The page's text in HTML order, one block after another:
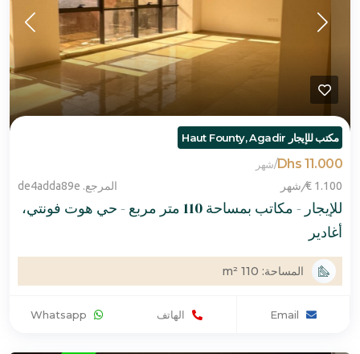
مكتب للإيجار Haut Founty, Agadir
11.000 Dhs
/شهر
1.100 €
/شهر المرجع. de4adda89e
للإيجار - مكاتب بمساحة 110 متر مربع - حي هوت فونتي،
أغادير
المساحة: 110 m²
الهاتف